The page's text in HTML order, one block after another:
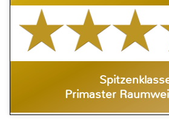
Primaster